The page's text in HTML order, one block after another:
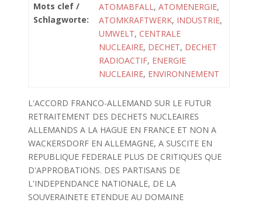
Mots clef /
Schlagworte:
ATOMABFALL, ATOMENERGIE,
ATOMKRAFTWERK, INDUSTRIE,
UMWELT, CENTRALE
NUCLEAIRE, DECHET, DECHET
RADIOACTIF, ENERGIE
NUCLEAIRE, ENVIRONNEMENT
L'ACCORD FRANCO-ALLEMAND SUR LE FUTUR
RETRAITEMENT DES DECHETS NUCLEAIRES
ALLEMANDS A LA HAGUE EN FRANCE ET NON A
WACKERSDORF EN ALLEMAGNE, A SUSCITE EN
REPUBLIQUE FEDERALE PLUS DE CRITIQUES QUE
D'APPROBATIONS. DES PARTISANS DE
L'INDEPENDANCE NATIONALE, DE LA
SOUVERAINETE ETENDUE AU DOMAINE